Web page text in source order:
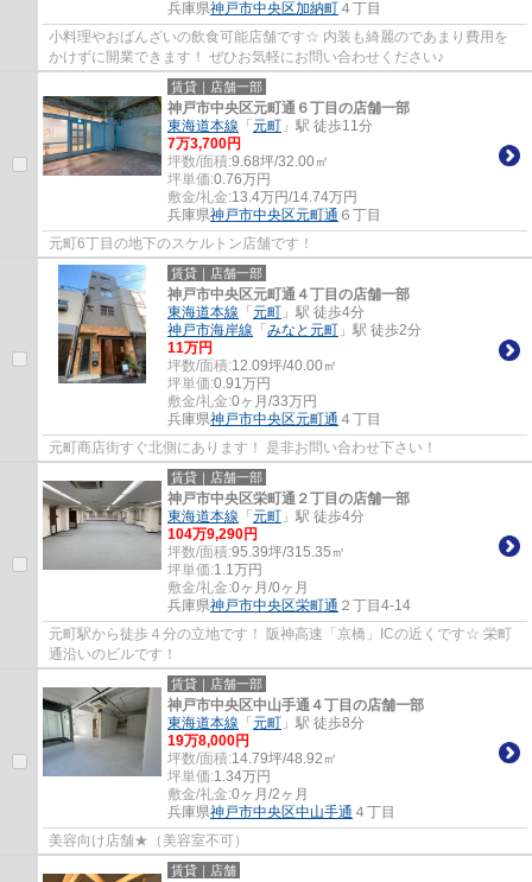
兵庫県神戸市中央区加納町 ４丁目
小料理やおばんざいの飲食可能店舗です☆ 内装も綺麗のであまり費用を
かけずに開業できます！ ぜひお気軽にお問い合わせください♪
賃貸｜店舗一部
神戸市中央区元町通６丁目の店舗一部
東海道本線 「 元町 」駅 徒歩11分
7万3,700円
坪数/面積:9.68坪/32.00㎡
坪単価:0.76万円
敷金/礼金:13.4万円/14.74万円
兵庫県神戸市中央区元町通 ６丁目
元町6丁目の地下のスケルトン店舗です！
賃貸｜店舗一部
神戸市中央区元町通４丁目の店舗一部
東海道本線 「 元町 」駅 徒歩4分
神戸市海岸線 「 みなと元町 」駅 徒歩2分
11万円
坪数/面積:12.09坪/40.00㎡
坪単価:0.91万円
敷金/礼金:0ヶ月/33万円
兵庫県神戸市中央区元町通 ４丁目
元町商店街すぐ北側にあります！ 是非お問い合わせ下さい！
賃貸｜店舗一部
神戸市中央区栄町通２丁目の店舗一部
東海道本線 「 元町 」駅 徒歩4分
104万9,290円
坪数/面積:95.39坪/315.35㎡
坪単価:1.1万円
敷金/礼金:0ヶ月/0ヶ月
兵庫県神戸市中央区栄町通 ２丁目4-14
元町駅から徒歩４分の立地です！ 阪神高速「京橋」ICの近くです☆ 栄町
通沿いのビルです！
賃貸｜店舗一部
神戸市中央区中山手通４丁目の店舗一部
東海道本線 「 元町 」駅 徒歩8分
19万8,000円
坪数/面積:14.79坪/48.92㎡
坪単価:1.34万円
敷金/礼金:0ヶ月/2ヶ月
兵庫県神戸市中央区中山手通 ４丁目
美容向け店舗★（美容室不可）
賃貸｜店舗